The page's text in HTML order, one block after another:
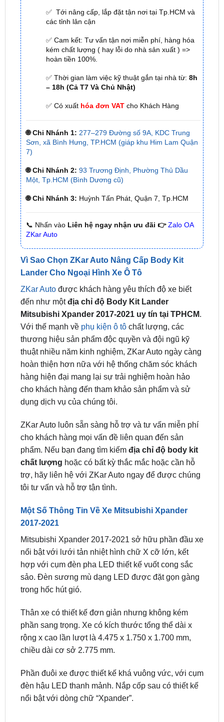
✅ Cam kết: Tư vấn tận nơi miễn phí, hàng hóa
kém chất lượng ( hay lỗi do nhà sản xuất ) =>
✅ Thời gian làm việc kỹ thuật gắn tại nhà từ:8h
– 18h (Cả T7 Và Chủ Nhật)
✅ Có xuấthóa đơn VATcho Khách Hàng
🌐 Chi Nhánh 1: 277–279 Đường số 9A, KDC Trung
🌐 Chi Nhánh 2: 93 Trương Định, Phường Thủ Dầu
Một, Tp.HCM (Bình Dương cũ)
🌐 Chi Nhánh 3: Huỳnh Tấn Phát, Quận 7, Tp.HCM
📞 Nhấn vàoLiên hệ ngay nhận ưu đãi 👉 Zalo OA
Vì Sao Chọn ZKar Auto Nâng Cấp Body Kit
Lander Cho Ngoại Hình Xe Ô Tô
ZKar Autođược khách hàng yêu thích độ xe biết
đến như một địa chỉ độ Body Kit Lander
Mitsubishi Xpander 2017-2021 uy tín tại TPHCM
Với thế mạnh về phụ kiện ô tôchất lượng, các
thương hiệu sản phẩm độc quyền và đội ngũ kỹ
thuật nhiều năm kinh nghiệm, ZKar Auto ngày càng
hoàn thiện hơn nữa với hệ thống chăm sóc khách
hàng hiện đại mang lại sự trải nghiệm hoàn hảo
cho khách hàng đến tham khảo sản phẩm và sử
dụng dịch vụ của chúng tôi.
ZKar Auto luôn sẵn sàng hỗ trợ và tư vấn miễn phí
phẩm. Nếu bạn đang tìm kiếmđịa chỉ độ body kit
chất lượnghoặc có bất kỳ thắc mắc hoặc cần hỗ
trợ, hãy liên hệ với ZKar Auto ngay để được chúng
tôi tư vấn và hỗ trợ tận tình.
Một Số Thông Tin Về Xe Mitsubishi Xpander
Mitsubishi Xpander 2017-2021 sở hữu phần đầu xe
nổi bật với lưới tản nhiệt hình chữ X cỡ lớn, kết
hợp với cụm đèn pha LED thiết kế vuốt cong sắc
sảo. Đèn sương mù dạng LED được đặt gọn gàng
trong hốc hút gió.
Thân xe có thiết kế đơn giản nhưng không kém
rộng x cao lần lượt là 4.475 x 1.750 x 1.700 mm,
chiều dài cơ sở 2.775 mm.
Phần đuôi xe được thiết kế khá vuông vức, với cụm
nổi bật với dòng chữ “Xpander”.